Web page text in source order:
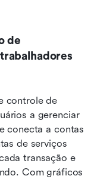
de
controle de
a gerenciar
conecta a contas
de serviços
transação e
Com gráficos